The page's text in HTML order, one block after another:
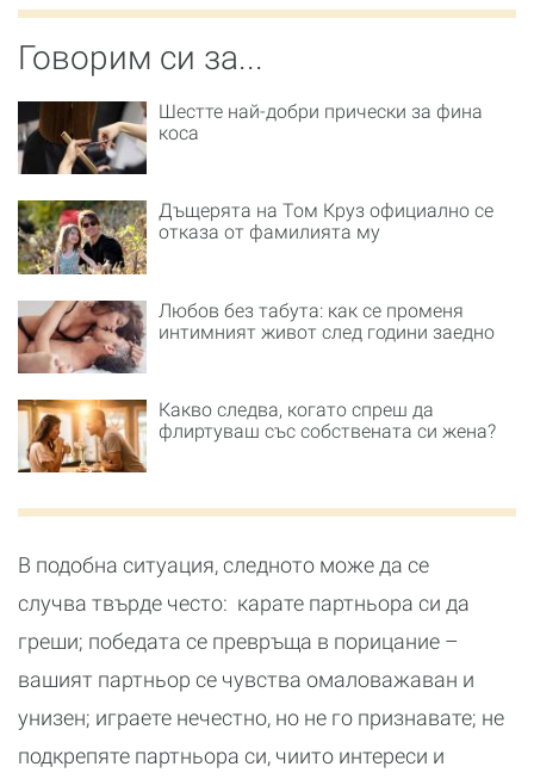
Говорим си за...
Шестте най-добри прически за фина
коса
Дъщерята на Том Круз официално се
отказа от фамилията му
Любов без табута: как се променя
интимният живот след години заедно
Какво следва, когато спреш да
флиртуваш със собствената си жена?
В подобна ситуация, следното може да се
случва твърде често: карате партньора си да
греши; победата се превръща в порицание –
вашият партньор се чувства омаловажаван и
унизен; играете нечестно, но не го признавате; не
подкрепяте партньора си, чиито интереси и